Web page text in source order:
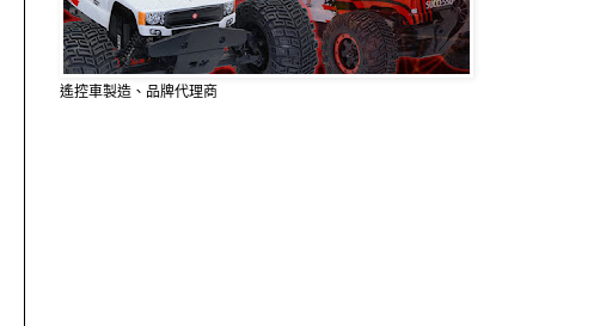
遙控車製造、品牌代理商